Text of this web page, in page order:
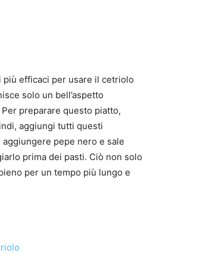
più efficaci per usare il cetriolo
solo un bell’aspetto
preparare questo piatto,
aggiungi tutti questi
pepe nero e sale
prima dei pasti. Ciò non solo
per un tempo più lungo e